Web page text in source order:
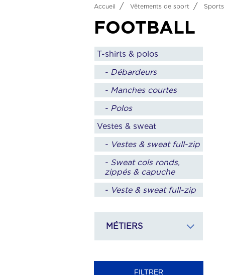
Accueil Vêtements de sport
FOOTBALL
T-shirts & polos
- Débardeurs
- Manches courtes
- Polos
Vestes & sweat
- Vestes & sweat full-zip
- Sweat cols ronds,
zippés & capuche
- Veste & sweat full-zip
Sports individuels
MÉTIERS